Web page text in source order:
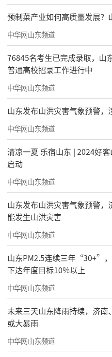
预制菜产业如何高质量发展？
中华网山东频道
76845名考生已完成录取，山
普通高校招录工作进行中
中华网山东频道
山东发布山洪灾害气象预警，
中华网山东频道
清凉一夏 乐宿山东 | 2024好
启动
中华网山东频道
山东发布山洪灾害气象预警，
能发生山洪灾害
中华网山东频道
山东PM2.5连续三年“30+”
下达年度目标10%以上
中华网山东频道
未来三天山东降雨持续，济
或大暴雨
中华网山东频道